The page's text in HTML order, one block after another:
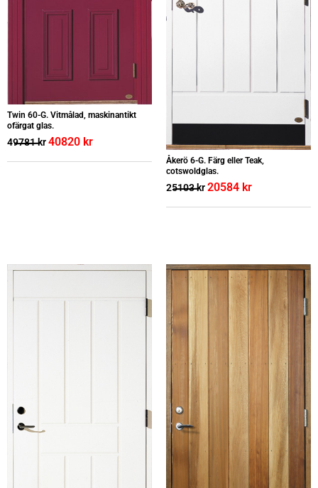
Twin 60-G. Vitmålad, maskinantikt
ofärgat glas.
49781kr40820 kr
Åkerö 6-G. Färg eller Teak,
cotswoldglas.
25103kr20584 kr